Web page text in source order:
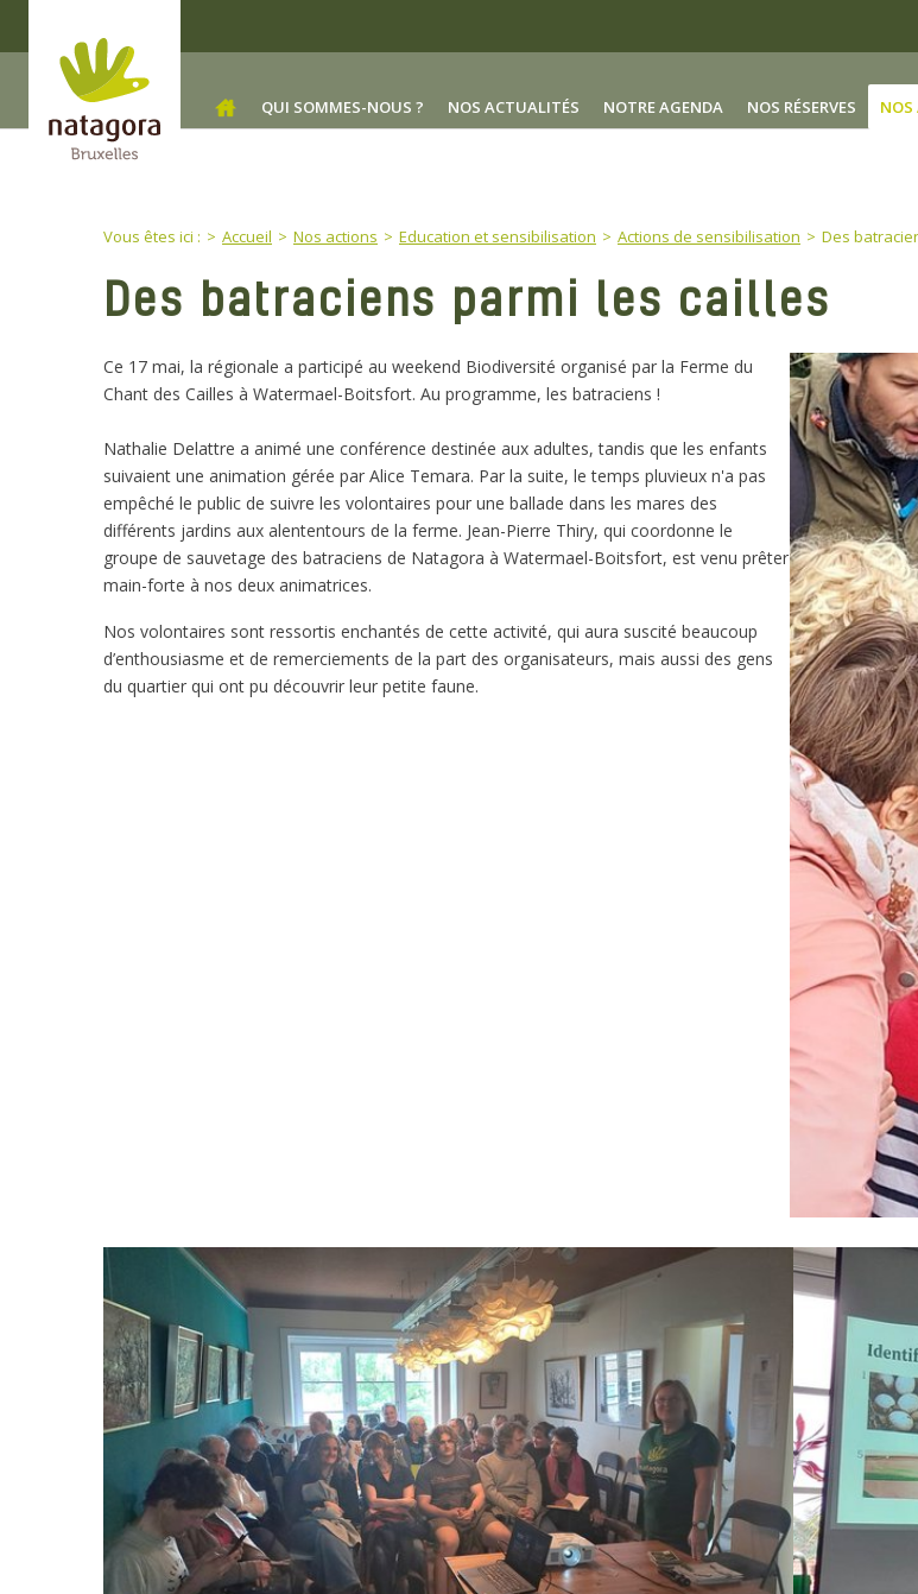
QUI SOMMES-NOUS ? NOS ACTUALITÉS NOTRE AGENDA NOS RÉSERVES NOS
Vous êtes ici : Accueil Nos actions Education et sensibilisation Actions de sensibilisation Des
Des batraciens parmi les cailles
Ce 17 mai, la régionale a participé au weekend Biodiversité organisé par la Ferme du
Chant des Cailles à Watermael-Boitsfort. Au programme, les batraciens !
Nathalie Delattre a animé une conférence destinée aux adultes, tandis que les enfants
suivaient une animation gérée par Alice Temara. Par la suite, le temps pluvieux n'a pas
empêché le public de suivre les volontaires pour une ballade dans les mares des
différents jardins aux alententours de la ferme. Jean-Pierre Thiry, qui coordonne le
groupe de sauvetage des batraciens de Natagora à Watermael-Boitsfort, est venu prêter
main-forte à nos deux animatrices.
Nos volontaires sont ressortis enchantés de cette activité, qui aura suscité beaucoup
d’enthousiasme et de remerciements de la part des organisateurs, mais aussi des gens
du quartier qui ont pu découvrir leur petite faune.